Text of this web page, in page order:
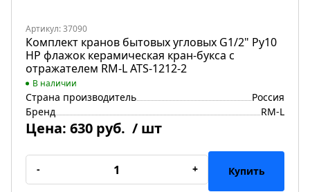
Артикул: 37090
Комплект кранов бытовых угловых G1/2" Ру10
НР флажок керамическая кран-букса с
отражателем RM-L ATS-1212-2
В наличии
Страна производитель
Россия
Бренд
RM-L
Цена: 630 руб. / шт
- + Купить